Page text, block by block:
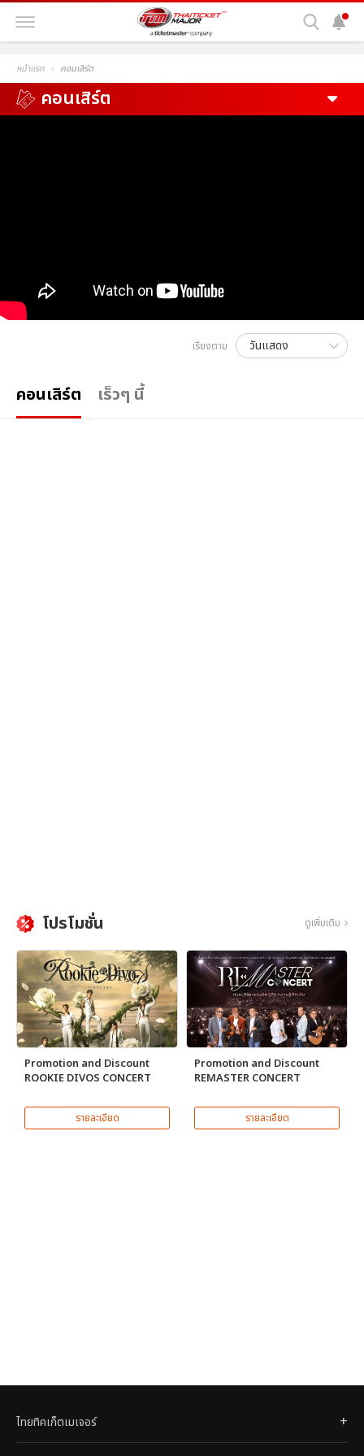
หน้าแรก คอนเสิร์ต
คอนเสิร์ต
เรียงตาม
คอนเสิร์ต เร็วๆ นี้
โปรโมชั่น ดูเพิ่มเติม
Promotion and Discount
ROOKIE DIVOS CONCERT
รายละเอียด
Promotion and Discount
REMASTER CONCERT
รายละเอียด
ไทยทิคเก็ตเมเจอร์